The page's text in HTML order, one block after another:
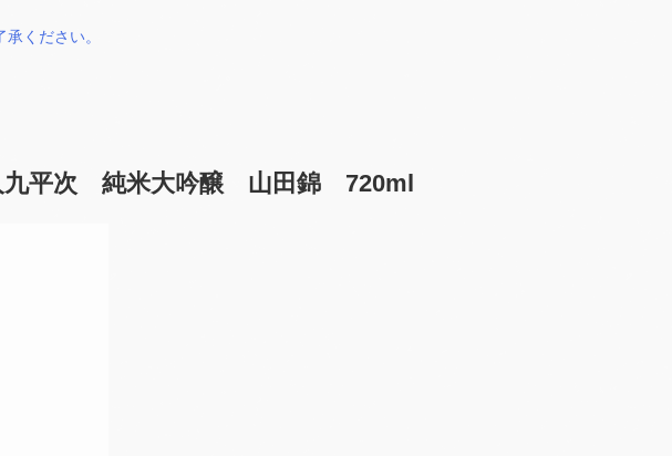
ください。
九平次 純米大吟醸 山田錦 720ml